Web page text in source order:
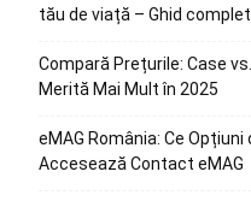
tău de viață – Ghid
Compară Prețurile: Case
Merită Mai Mult în 2025
eMAG România: Ce
Accesează Contact eMAG